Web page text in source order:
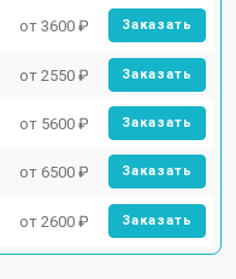
от 3600 ₽ Заказать
от 2550 ₽ Заказать
от 5600 ₽ Заказать
от 6500 ₽ Заказать
от 2600 ₽ Заказать